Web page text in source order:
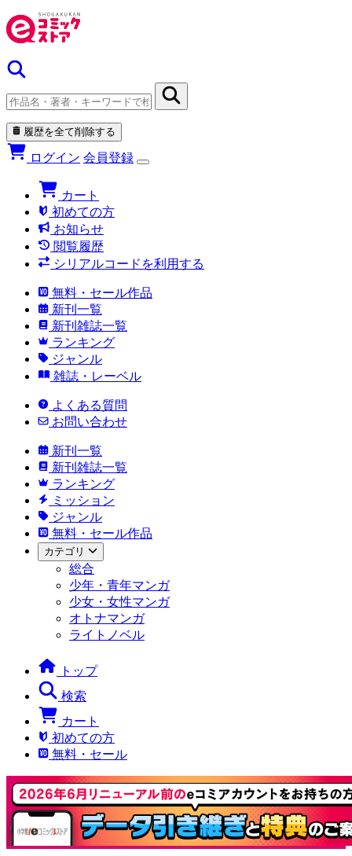
履歴を全て削除する
ログイン 会員登録
カート
初めての方
お知らせ
閲覧履歴
シリアルコードを利用する
無料・セール作品
新刊一覧
新刊雑誌一覧
ランキング
ジャンル
雑誌・レーベル
よくある質問
お問い合わせ
新刊一覧
新刊雑誌一覧
ランキング
ミッション
ジャンル
無料・セール作品
カテゴリ
総合
少年・青年マンガ
少女・女性マンガ
オトナマンガ
ライトノベル
トップ
検索
カート
初めての方
無料・セール